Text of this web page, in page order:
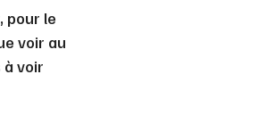
, pour le
voir au
voir